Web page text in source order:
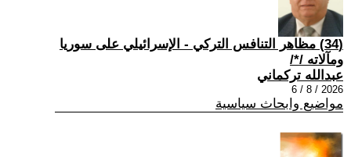
(34) مظاهر التنافس التركي - الإسرائيلي على سوريا
ومآلاته /*/
عبدالله تركماني
2026 / 8 / 6
مواضيع وابحاث سياسية